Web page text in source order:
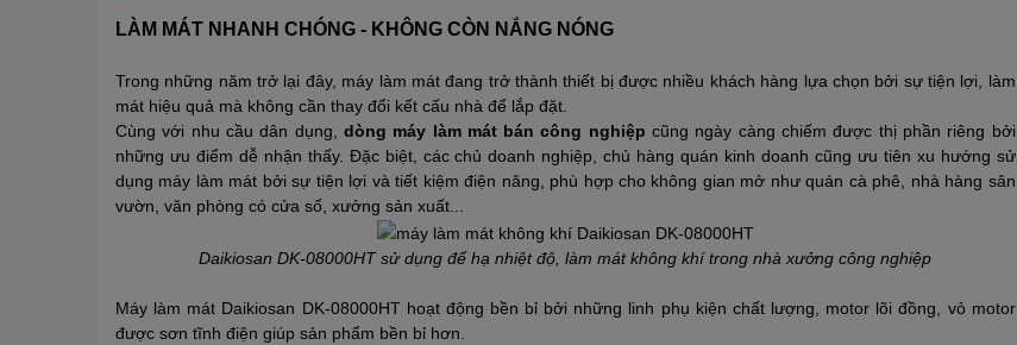
LÀM MÁT NHANH CHÓNG - KHÔNG CÒN NẮNG NÓNG
Trong những năm trở lại đây, máy làm mátđang trở thành thiết bị được nhiều khách hàng lựa chọn bởi sự tiện lợi, làm
mát hiệu quả mà không cần thay đổi kết cấu nhà để lắp đặt.
Cùng với nhu cầu dân dụng, dòng máy làm mát bán công nghiệp cũng ngày càng chiếm được thị phần riêng bởi
những ưu điểm dễ nhận thấy. Đặc biệt, các chủ doanh nghiệp, chủ hàng quán kinh doanh cũng ưu tiên xu hướng sử
dụng máy làm mát bởi sự tiện lợi và tiết kiệm điện năng, phù hợp cho không gian mở như quán cà phê, nhà hàng sân
vườn, văn phòng có cửa sổ, xưởng sản xuất...
Daikiosan DK-08000HT sử dụng để hạ nhiệt độ, làm mát không khí trong nhà xưởng công nghiệp
Máy làm mát Daikiosan DK-08000HT hoạt động bền bỉ bởi những linh phụ kiện chất lượng, motor lõi đồng, vỏ motor
được sơn tĩnh điện giúp sản phẩm bền bỉ hơn.